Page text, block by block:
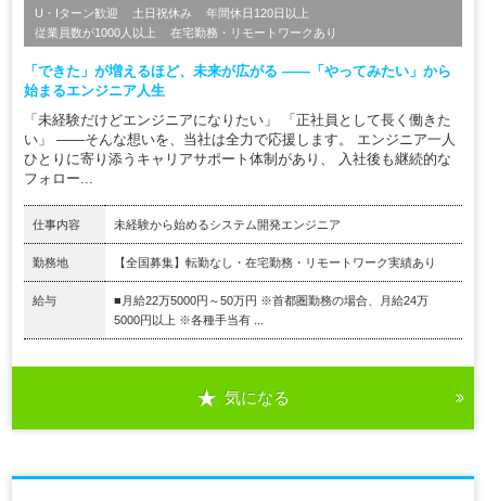
U・Iターン歓迎 土日祝休み
年間休日120日以上
従業員数が1000人以上
在宅勤務・リモートワークあり
「できた」が増えるほど、未来が広がる ――「やってみたい」から
始まるエンジニア人生
「未経験だけどエンジニアになりたい」 「正社員として長く働きた
い」 ――そんな想いを、当社は全力で応援します。 エンジニア一人
ひとりに寄り添うキャリアサポート体制があり、 入社後も継続的な
フォロー...
仕事内容 未経験から始めるシステム開発エンジニア
勤務地 【全国募集】転勤なし・在宅勤務・リモートワーク実績あり
給与
■月給22万5000円～50万円 ※首都圏勤務の場合、月給24万
5000円以上 ※各種手当有 ...
気になる